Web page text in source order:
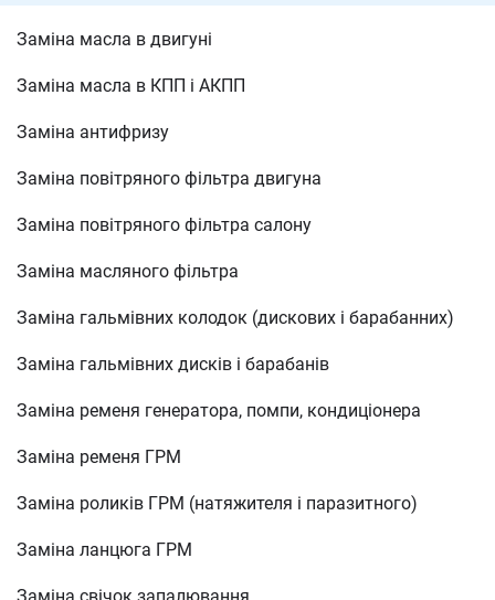
Заміна масла в двигуні
Заміна масла в КПП і АКПП
Заміна антифризу
Заміна повітряного фільтра двигуна
Заміна повітряного фільтра салону
Заміна масляного фільтра
Заміна гальмівних колодок (дискових і барабанних)
Заміна гальмівних дисків і барабанів
Заміна ременя генератора, помпи, кондиціонера
Заміна ременя ГРМ
Заміна роликів ГРМ (натяжителя і паразитного)
Заміна ланцюга ГРМ